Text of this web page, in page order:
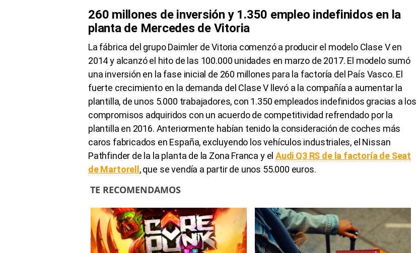
260 millones de inversión y 1.350 empleo indefinidos en la
planta de Mercedes de Vitoria
La fábrica del grupoDaimlerdeVitoria comenzó a producir el modelo Clase V en
2014 y alcanzó el hito de las 100.000 unidades en marzo de 2017. El modelo sumó
una inversión en la fase inicial de 260 millones para la factoría del País Vasco. El
fuerte crecimiento en la demanda del Clase V llevó a la compañía a aumentar la
plantilla, de unos 5.000 trabajadores, con 1.350 empleados indefinidos gracias a los
compromisos adquiridos con un acuerdo de competitividad refrendado por la
plantilla en 2016. Anteriormente habían tenido la consideración de coches más
caros fabricados en España, excluyendo los vehículos industriales, el Nissan
Pathfinder de la la planta de la Zona Franca y elAudi Q3 RS de la factoría de Seat
deMartorell, que se vendía a partir de unos 55.000 euros.
TE RECOMENDAMOS